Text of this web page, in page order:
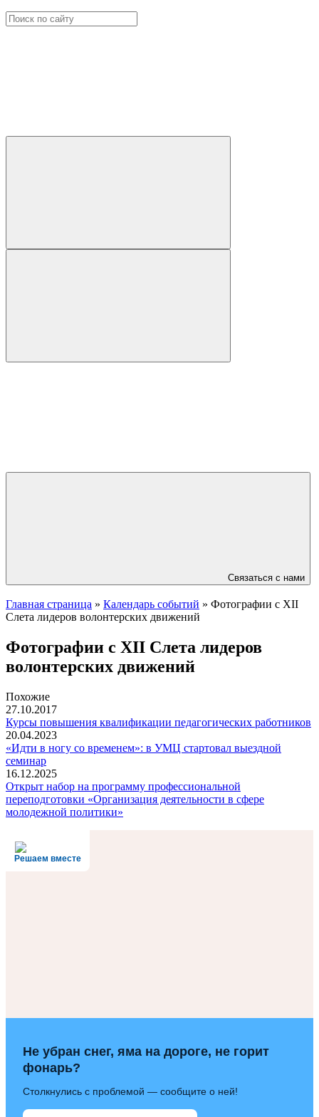
Связаться с нами
Главная страница » Календарь событий » Фотографии с XII
Слета лидеров волонтерских движений
Фотографии с XII Слета лидеров
волонтерских движений
Похожие
27.10.2017
Курсы повышения квалификации педагогических работников
20.04.2023
«Идти в ногу со временем»: в УМЦ стартовал выездной
семинар
16.12.2025
Открыт набор на программу профессиональной
переподготовки «Организация деятельности в сфере
молодежной политики»
Решаем вместе
Не убран снег, яма на дороге, не горит
фонарь?
Столкнулись с проблемой — сообщите о ней!